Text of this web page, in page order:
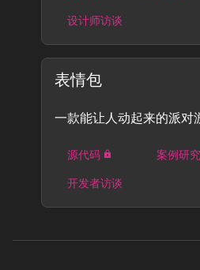
设计师访谈
表情包
一款能让人动起来的派对
源代码 案例研究
开发者访谈